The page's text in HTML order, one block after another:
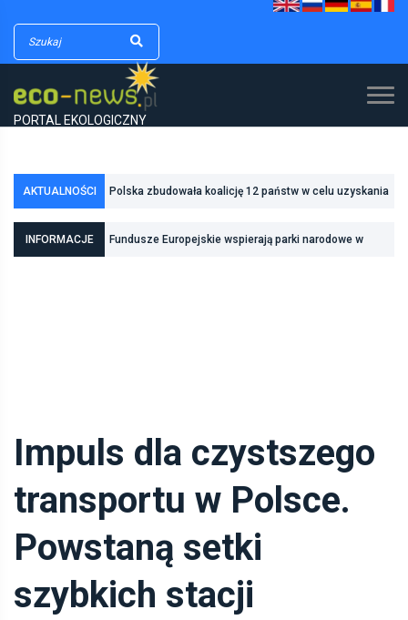
PORTAL EKOLOGICZNY
AKTUALNOŚCI Polska zbudowała koalicję 12 państw w celu uzyskania
INFORMACJE Fundusze Europejskie wspierają parki narodowe w
Impuls dla czystszego
transportu w Polsce.
Powstaną setki
szybkich stacji